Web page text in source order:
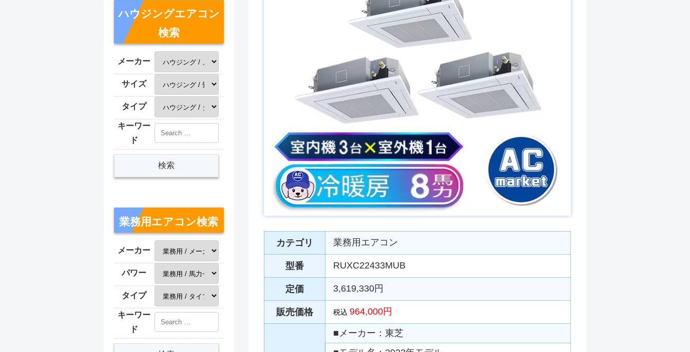
カテゴリ 業務用エアコン
型番 RUXC22433MUB
定価 3,619,330円
販売価格 税込 964,000円
■メーカー：東芝
ハウジングエアコン
検索
メーカー
サイズ
タイプ
キーワー
ド
業務用エアコン検索
メーカー
パワー
タイプ
キーワー
ド